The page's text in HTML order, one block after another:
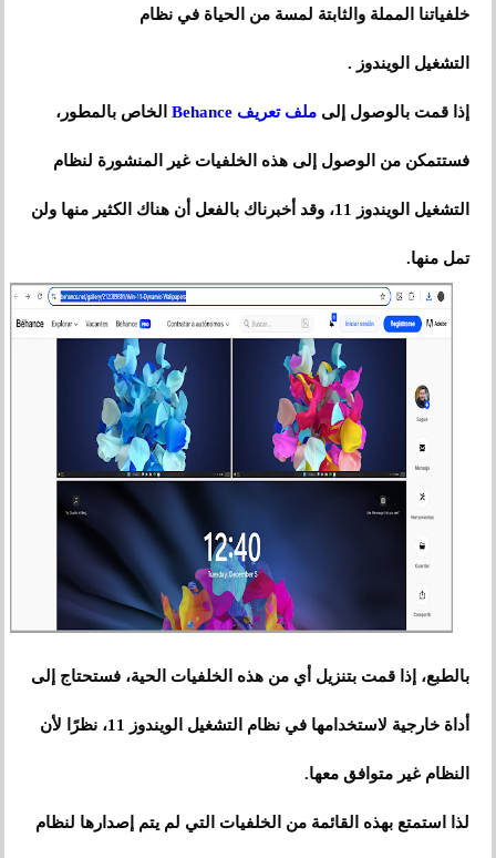
خلفياتنا المملة والثابتة لمسة من الحياة في نظام
التشغيل الويندوز .
إذا قمت بالوصول إلى ملف تعريف Behance الخاص بالمطور،
فستتمكن من الوصول إلى هذه الخلفيات غير المنشورة لنظام
التشغيل الويندوز 11، وقد أخبرناك بالفعل أن هناك الكثير منها ولن
تمل منها.
بالطبع، إذا قمت بتنزيل أي من هذه الخلفيات الحية، فستحتاج إلى
أداة خارجية لاستخدامها في نظام التشغيل الويندوز 11، نظرًا لأن
النظام غير متوافق معها.
لذا استمتع بهذه القائمة من الخلفيات التي لم يتم إصدارها لنظام